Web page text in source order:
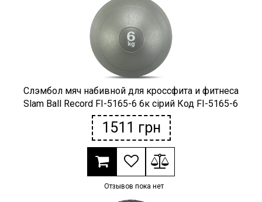
Слэмбол мяч набивной для кроссфита и фитнеса
Slam Ball Record FI-5165-6 6к сірий Код FI-5165-6
1511 грн
Отзывов пока нет